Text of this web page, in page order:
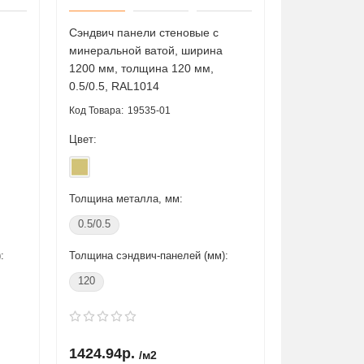
Сэндвич панели стеновые с
минеральной ватой, ширина
1200 мм, толщина 120 мм,
0.5/0.5, RAL1014
19535-01
Цвет:
Толщина металла, мм:
0.5/0.5
Толщина сэндвич-панелей (мм):
120
1424.94р. /м2